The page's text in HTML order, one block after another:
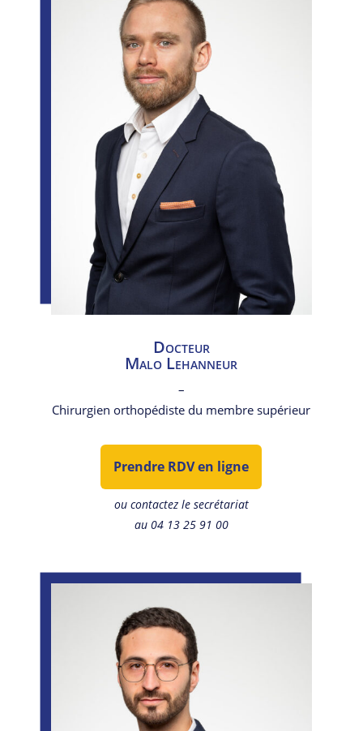
Docteur
Malo Lehanneur
–
Chirurgien orthopédiste du membre supérieur
Prendre RDV en ligne
ou contactez le secrétariat
au 04 13 25 91 00